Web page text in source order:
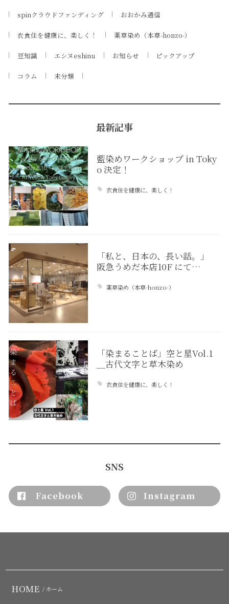
spinクラウドファンディング おおかみ通信
衣食住を健康に、楽しく！ 薬草染め（本草-honzo-）
豆知識 エシヌeshinu お知らせ ピックアップ
コラム 未分類
最新記事
藍染めワークショップ in Toky
o 決定！
衣食住を健康に、楽しく！
「私と、日本の、長い話。」
阪急うめだ本店10F にて…
薬草染め（本草-honzo-）
「染まることば」空と星Vol.1
＿古代文字と草木染め
衣食住を健康に、楽しく！
SNS
Facebook Instagram
HOME / ホーム